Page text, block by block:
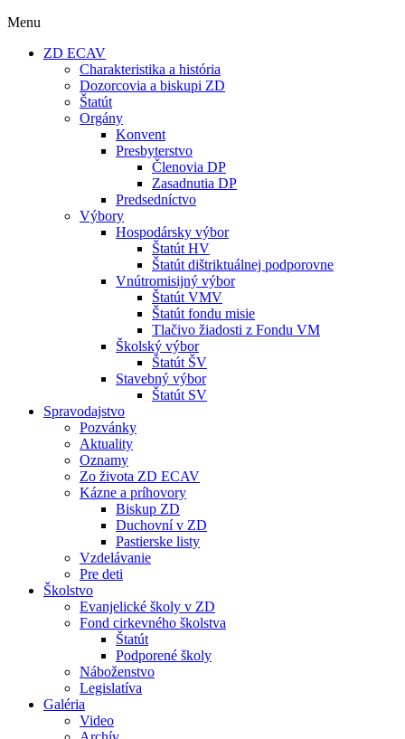
Menu
ZD ECAV
Charakteristika a história
Dozorcovia a biskupi ZD
Štatút
Orgány
Konvent
Presbyterstvo
Členovia DP
Zasadnutia DP
Predsedníctvo
Výbory
Hospodársky výbor
Štatút HV
Štatút dištriktuálnej podporovne
Vnútromisijný výbor
Štatút VMV
Štatút fondu misie
Tlačivo žiadosti z Fondu VM
Školský výbor
Štatút ŠV
Stavebný výbor
Štatút SV
Spravodajstvo
Pozvánky
Aktuality
Oznamy
Zo života ZD ECAV
Kázne a príhovory
Biskup ZD
Duchovní v ZD
Pastierske listy
Vzdelávanie
Pre deti
Školstvo
Evanjelické školy v ZD
Fond cirkevného školstva
Štatút
Podporené školy
Náboženstvo
Legislatíva
Galéria
Video